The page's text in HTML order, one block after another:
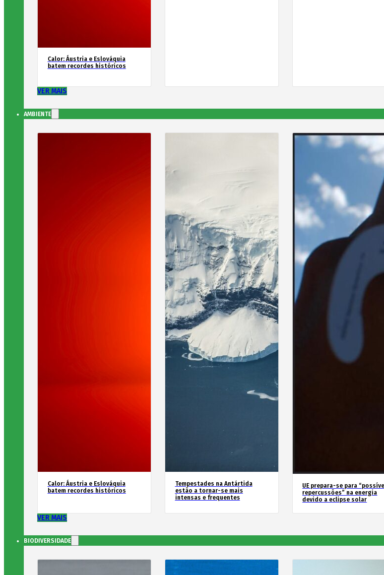
Calor: Áustria e Eslováquia
batem recordes históricos
VER MAIS
AMBIENTE
Calor: Áustria e Eslováquia
batem recordes históricos
Tempestades na Antártida
estão a tornar-se mais
intensas e frequentes
UE prepara-se para
repercussões” na energia
devido a eclipse solar
VER MAIS
BIODIVERSIDADE